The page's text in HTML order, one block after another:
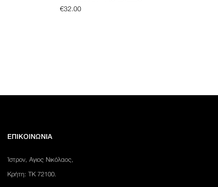
€32.00
ΕΠΙΚΟΙΝΩΝΙΑ
Ίστρον, Αγιος Νικόλαος,
Κρήτη: ΤΚ 72100.